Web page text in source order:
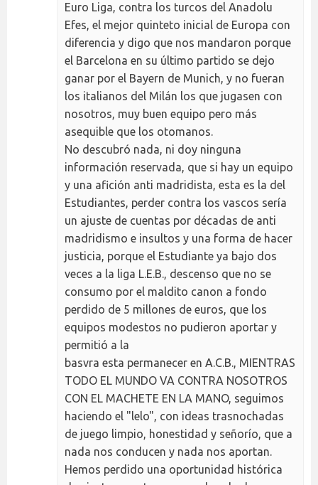
Euro Liga, contra los turcos del Anadolu
Efes, el mejor quinteto inicial de Europa con
diferencia y digo que nos mandaron porque
el Barcelona en su último partido se dejo
ganar por el Bayern de Munich, y no fueran
los italianos del Milán los que jugasen con
nosotros, muy buen equipo pero más
asequible que los otomanos.
No descubró nada, ni doy ninguna
información reservada, que si hay un equipo
y una afición anti madridista, esta es la del
Estudiantes, perder contra los vascos sería
un ajuste de cuentas por décadas de anti
madridismo e insultos y una forma de hacer
justicia, porque el Estudiante ya bajo dos
veces a la liga L.E.B., descenso que no se
consumo por el maldito canon a fondo
perdido de 5 millones de euros, que los
equipos modestos no pudieron aportar y
permitió a la
basvra esta permanecer en A.C.B., MIENTRAS
TODO EL MUNDO VA CONTRA NOSOTROS
CON EL MACHETE EN LA MANO, seguimos
haciendo el "lelo", con ideas trasnochadas
de juego limpio, honestidad y señorío, que a
nada nos conducen y nada nos aportan.
Hemos perdido una oportunidad histórica